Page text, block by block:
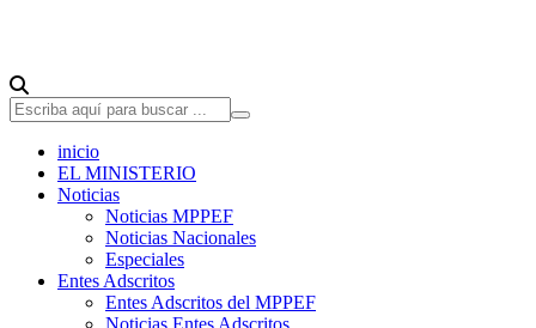
inicio
EL MINISTERIO
Noticias
Noticias MPPEF
Noticias Nacionales
Especiales
Entes Adscritos
Entes Adscritos del MPPEF
Noticias Entes Adscritos